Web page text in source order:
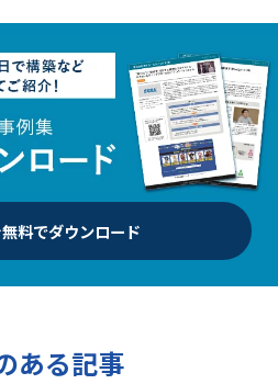
料でダウンロード
ある記事